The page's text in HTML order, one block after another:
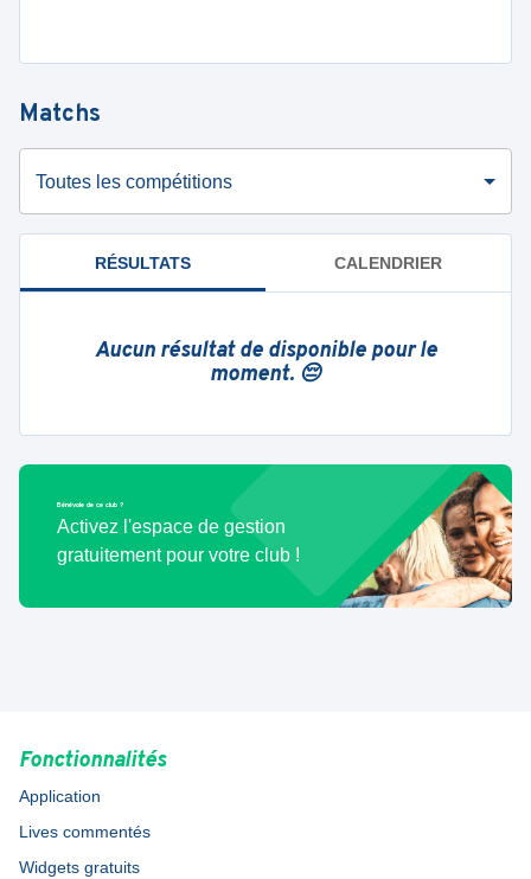
Matchs
Toutes les compétitions
RÉSULTATS CALENDRIER
Aucun résultat de disponible pour le
moment. 😔
Bénévole de ce club ?
Activez l'espace de gestion
gratuitement pour votre club !
Fonctionnalités
Application
Lives commentés
Widgets gratuits